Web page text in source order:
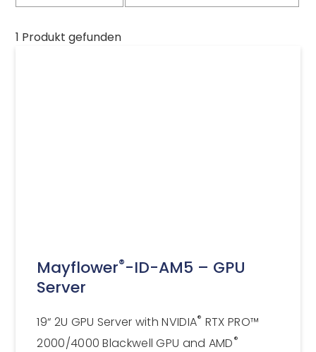
1 Produkt gefunden
Mayflower®-ID-AM5 – GPU
Server
19“ 2U GPU Server with NVIDIA® RTX PRO™
2000/4000 Blackwell GPU and AMD®